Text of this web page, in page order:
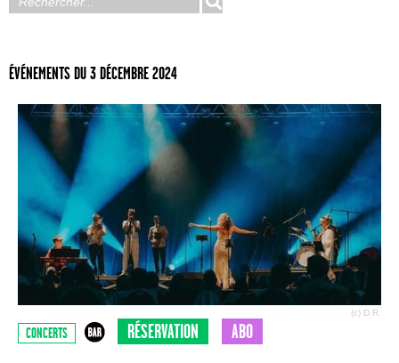
ÉVÉNEMENTS DU 3 DÉCEMBRE 2024
(c) D.R.
CONCERTS RÉSERVATION ABO